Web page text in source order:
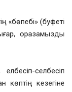
«бөпебі» (буфеті
оразамызды
селбесіп
көптің кезегіне